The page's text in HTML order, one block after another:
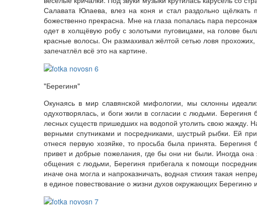
Салавата Юлаева, влез на коня и стал раздольно
божественно прекрасна. Мне на глаза попалась пара
одет в холщёвую робу с золотыми пуговицами, на голове
красные волосы. Он размахивал жёлтой сетью ловя
запечатлёл всё это на картине.
"Берегиня"
Окунаясь в мир славянской мифологии, мы склонны
одухотворялась, и боги жили в согласии с людьми.
лесных существ пришедших на водопой утолить свою жажду.
верными спутниками и посредниками, шустрый рыбки. Ей
отнеся первую хозяйке, то просьба была принята.
привет и добрые пожелания, где бы они ни были. Иногда
общения с людьми, Берегиня прибегала к помощи
иначе она могла и напроказничать, водная стихия такая
в единое повествование о жизни духов окружающих